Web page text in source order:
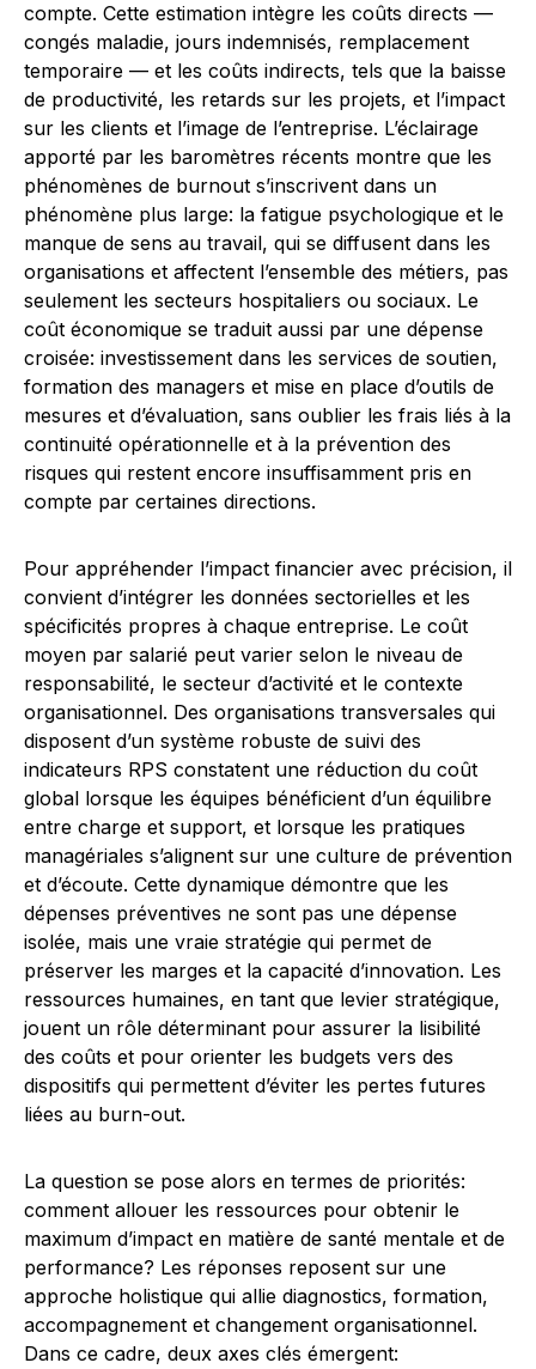
compte. Cette estimation intègre les coûts directs —
congés maladie, jours indemnisés, remplacement
temporaire — et les coûts indirects, tels que la baisse
de productivité, les retards sur les projets, et l’impact
sur les clients et l’image de l’entreprise. L’éclairage
apporté par les baromètres récents montre que les
phénomènes de burnout s’inscrivent dans un
phénomène plus large: la fatigue psychologique et le
manque de sens au travail, qui se diffusent dans les
organisations et affectent l’ensemble des métiers, pas
seulement les secteurs hospitaliers ou sociaux. Le
coût économique se traduit aussi par une dépense
croisée: investissement dans les services de soutien,
formation des managers et mise en place d’outils de
mesures et d’évaluation, sans oublier les frais liés à la
continuité opérationnelle et à la prévention des
risques qui restent encore insuffisamment pris en
compte par certaines directions.
Pour appréhender l’impact financier avec précision, il
convient d’intégrer les données sectorielles et les
spécificités propres à chaque entreprise. Le coût
moyen par salarié peut varier selon le niveau de
responsabilité, le secteur d’activité et le contexte
organisationnel. Des organisations transversales qui
disposent d’un système robuste de suivi des
indicateurs RPS constatent une réduction du coût
global lorsque les équipes bénéficient d’un équilibre
entre charge et support, et lorsque les pratiques
managériales s’alignent sur une culture de prévention
et d’écoute. Cette dynamique démontre que les
dépenses préventives ne sont pas une dépense
isolée, mais une vraie stratégie qui permet de
préserver les marges et la capacité d’innovation. Les
ressources humaines, en tant que levier stratégique,
jouent un rôle déterminant pour assurer la lisibilité
des coûts et pour orienter les budgets vers des
dispositifs qui permettent d’éviter les pertes futures
liées au burn-out.
La question se pose alors en termes de priorités:
comment allouer les ressources pour obtenir le
maximum d’impact en matière de santé mentale et de
performance? Les réponses reposent sur une
approche holistique qui allie diagnostics, formation,
accompagnement et changement organisationnel.
Dans ce cadre, deux axes clés émergent: